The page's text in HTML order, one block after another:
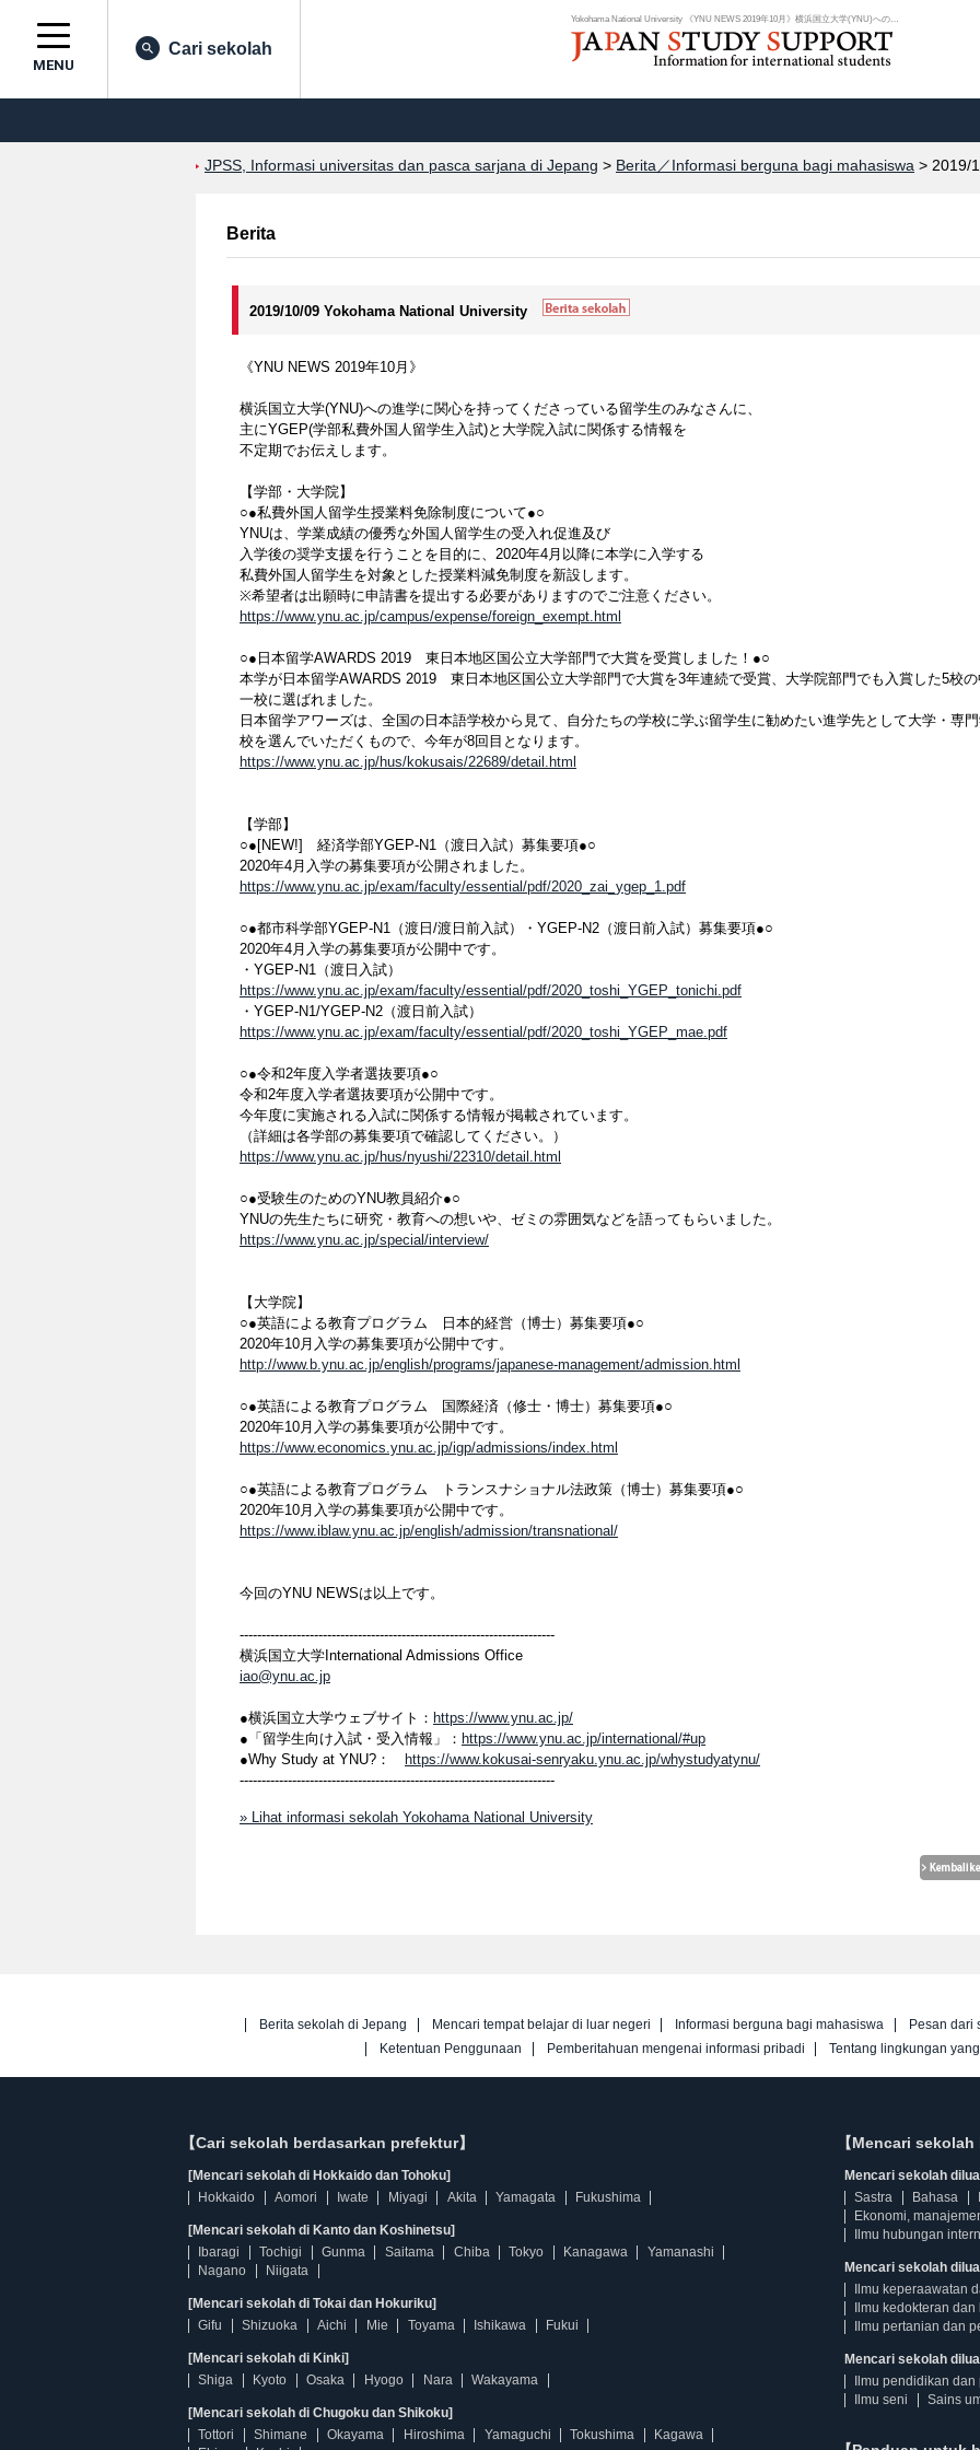
Yokohama National University 《YNU NEWS 2019年10月》横浜国立大学(YNU)への......
MENU
Cari sekolah
JPSS, Informasi universitas dan pasca sarjana di Jepang > Berita／Informasi berguna bagi mahasiswa > 2019/
Berita
2019/10/09 Yokohama National University
《YNU NEWS 2019年10月》
横浜国立大学(YNU)への進学に関心を持ってくださっている留学生のみなさんに、
主にYGEP(学部私費外国人留学生入試)と大学院入試に関係する情報を
不定期でお伝えします。
【学部・大学院】
○●私費外国人留学生授業料免除制度について●○
YNUは、学業成績の優秀な外国人留学生の受入れ促進及び
入学後の奨学支援を行うことを目的に、2020年4月以降に本学に入学する
私費外国人留学生を対象とした授業料減免制度を新設します。
※希望者は出願時に申請書を提出する必要がありますのでご注意ください。
https://www.ynu.ac.jp/campus/expense/foreign_exempt.html
○●日本留学AWARDS 2019 東日本地区国公立大学部門で大賞を受賞しました！●○
本学が日本留学AWARDS 2019 東日本地区国公立大学部門で大賞を3年連続で受賞、大学院部門でも入賞した5校
一校に選ばれました。
日本留学アワーズは、全国の日本語学校から見て、自分たちの学校に学ぶ留学生に勧めたい進学先として大学・専
校を選んでいただくもので、今年が8回目となります。
https://www.ynu.ac.jp/hus/kokusais/22689/detail.html
【学部】
○●[NEW!] 経済学部YGEP-N1（渡日入試）募集要項●○
2020年4月入学の募集要項が公開されました。
https://www.ynu.ac.jp/exam/faculty/essential/pdf/2020_zai_ygep_1.pdf
○●都市科学部YGEP-N1（渡日/渡日前入試）・YGEP-N2（渡日前入試）募集要項●○
2020年4月入学の募集要項が公開中です。
・YGEP-N1（渡日入試）
https://www.ynu.ac.jp/exam/faculty/essential/pdf/2020_toshi_YGEP_tonichi.pdf
・YGEP-N1/YGEP-N2（渡日前入試）
https://www.ynu.ac.jp/exam/faculty/essential/pdf/2020_toshi_YGEP_mae.pdf
○●令和2年度入学者選抜要項●○
令和2年度入学者選抜要項が公開中です。
今年度に実施される入試に関係する情報が掲載されています。
（詳細は各学部の募集要項で確認してください。）
https://www.ynu.ac.jp/hus/nyushi/22310/detail.html
○●受験生のためのYNU教員紹介●○
YNUの先生たちに研究・教育への想いや、ゼミの雰囲気などを語ってもらいました。
https://www.ynu.ac.jp/special/interview/
【大学院】
○●英語による教育プログラム 日本的経営（博士）募集要項●○
2020年10月入学の募集要項が公開中です。
http://www.b.ynu.ac.jp/english/programs/japanese-management/admission.html
○●英語による教育プログラム 国際経済（修士・博士）募集要項●○
2020年10月入学の募集要項が公開中です。
https://www.economics.ynu.ac.jp/igp/admissions/index.html
○●英語による教育プログラム トランスナショナル法政策（博士）募集要項●○
2020年10月入学の募集要項が公開中です。
https://www.iblaw.ynu.ac.jp/english/admission/transnational/
今回のYNU NEWSは以上です。
------------------------------------------------------------------------
横浜国立大学International Admissions Office
iao@ynu.ac.jp
●横浜国立大学ウェブサイト： https://www.ynu.ac.jp/
●「留学生向け入試・受入情報」： https://www.ynu.ac.jp/international/#up
●Why Study at YNU?：
https://www.kokusai-senryaku.ynu.ac.jp/whystudyatynu/
------------------------------------------------------------------------
» Lihat informasi sekolah Yokohama National University
Berita sekolah di Jepang Mencari tempat belajar di luar negeri Informasi berguna bagi mahasiswa Pesan dari
Ketentuan Penggunaan
Pemberitahuan mengenai informasi pribadi Tentang lingkungan
【Cari sekolah berdasarkan prefektur】
[Mencari sekolah di Hokkaido dan Tohoku]
Hokkaido
Aomori Iwate Miyagi Akita Yamagata Fukushima
[Mencari sekolah di Kanto dan Koshinetsu]
Ibaragi
Tochigi Gunma Saitama Chiba Tokyo Kanagawa
Yamanashi
Nagano
Niigata
[Mencari sekolah di Tokai dan Hokuriku]
Gifu
Shizuoka Aichi Mie Toyama Ishikawa Fukui
[Mencari sekolah di Kinki]
Shiga
Kyoto Osaka Hyogo Nara Wakayama
[Mencari sekolah di Chugoku dan Shikoku]
Tottori
Shimane Okayama Hiroshima Yamaguchi Tokushima
Kagawa
【Mencari
Mencari sekolah
Sastra
Bahasa
Ekonomi,
Ilmu hubungan
Mencari sekolah
Ilmu keperaawatan
Ilmu kedokteran
Ilmu pertanian dan
Mencari sekolah
Ilmu pendidikan
Ilmu seni
Sains